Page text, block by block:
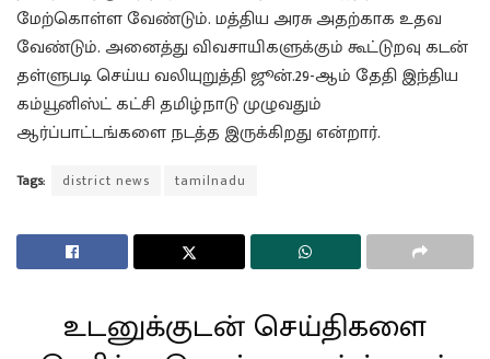
மேற்கொள்ள வேண்டும். மத்திய அரசு அதற்காக உதவ
வேண்டும். அனைத்து விவசாயிகளுக்கும் கூட்டுறவு கடன்
தள்ளுபடி செய்ய வலியுறுத்தி ஜூன்.29-ஆம் தேதி இந்திய
கம்யூனிஸ்ட் கட்சி தமிழ்நாடு முழுவதும்
ஆர்ப்பாட்டங்களை நடத்த இருக்கிறது என்றார்.
Tags: district news tamilnadu
உடனுக்குடன் செய்திகளை